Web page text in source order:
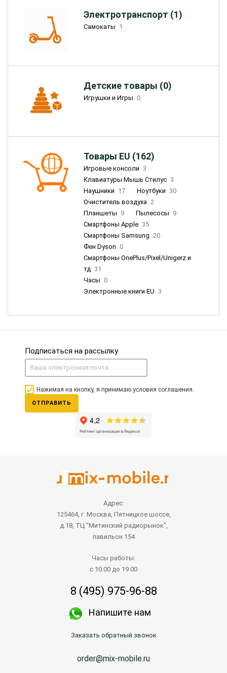
Электротранспорт (1)
Самокаты 1
Детские товары (0)
Игрушки и Игры 0
Товары EU (162)
Игровые консоли 3
Клавиатуры Мышь Стилус 3
Наушники 17 Ноутбуки 30
Очиститель воздуха 2
Планшеты 9 Пылесосы 9
Смартфоны Apple 35
Смартфоны Samsung 20
Фен Dyson 0
Смартфоны OnePlus/Pixel/Unigerz и
тд 31
Часы 0
Электронные книги EU 3
Подписаться на рассылку
Нажимая на кнопку, я принимаю условия соглашения.
ОТПРАВИТЬ
Адрес:
125464, г. Москва, Пятницкое шоссе,
д.18, ТЦ "Митинский радиорынок",
павильон 154
Часы работы:
с 10.00 до 19.00
8 (495) 975-96-88
Напишите нам
Заказать обратный звонок
order@mix-mobile.ru